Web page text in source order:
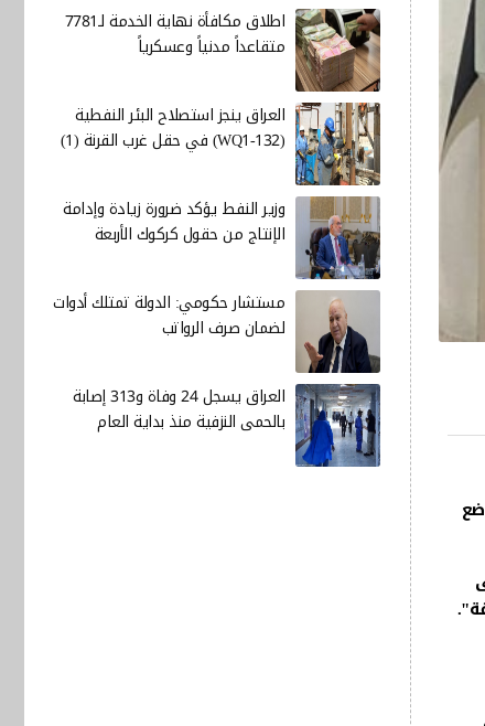
أشار الى وضع
اطلاق مكافأة نهاية الخدمة لـ7781
متقاعداً مدنياً وعسكرياً
العراق ينجز استصلاح البئر النفطية
(WQ1-132) في حقل غرب القرنة (1)
وزير النفط يؤكد ضرورة زيادة وإدامة
الإنتاج من حقول كركوك الأربعة
مستشار حكومي: الدولة تمتلك أدوات
لضمان صرف الرواتب
العراق يسجل 24 وفاة و313 إصابة
بالحمى النزفية منذ بداية العام